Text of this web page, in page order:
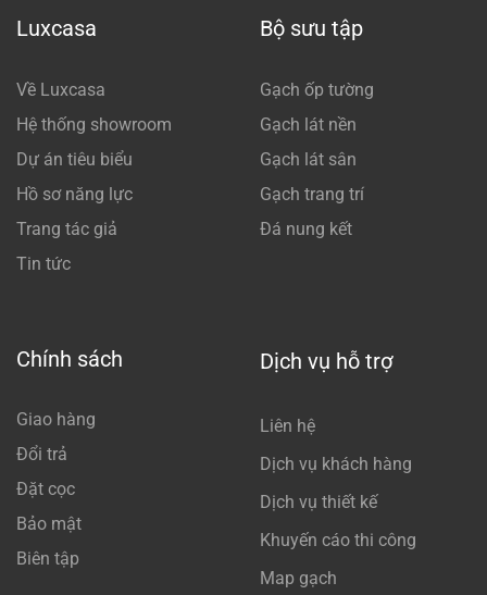
Luxcasa
Về Luxcasa
Hệ thống showroom
Dự án tiêu biểu
Hồ sơ năng lực
Trang tác giả
Tin tức
Bộ sưu tập
Gạch ốp tường
Gạch lát nền
Gạch lát sân
Gạch trang trí
Đá nung kết
Chính sách
Giao hàng
Đổi trả
Đặt cọc
Bảo mật
Biên tập
Dịch vụ hỗ trợ
Liên hệ
Dịch vụ khách hàng
Dịch vụ thiết kế
Khuyến cáo thi công
Map gạch